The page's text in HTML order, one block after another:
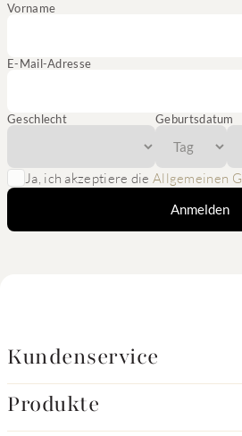
Vorname
E-Mail-Adresse
Geschlecht Geburtsdatum
Ja, ich akzeptiere die Allgemeinen
Anmelden
Kundenservice
Produkte